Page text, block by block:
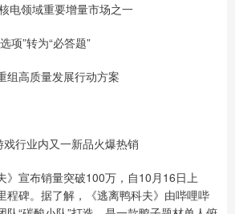
领域重要增量市场之一
”转为“必答题”
高质量发展行动方案
行业内又一新品火爆热销
宣布销量突破100万，自10月16日上
程碑。据了解，《逃离鸭科夫》由哔哩哔